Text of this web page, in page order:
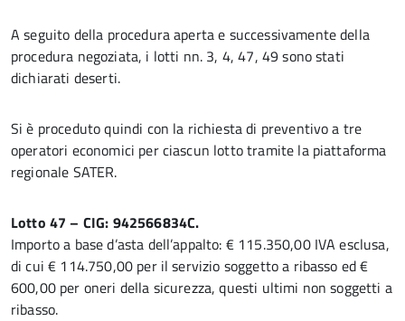
A seguito della procedura aperta e successivamente della
procedura negoziata, i lotti nn. 3, 4, 47, 49 sono stati
dichiarati deserti.
Si è proceduto quindi con la richiesta di preventivo a tre
operatori economici per ciascun lotto tramite la piattaforma
regionale SATER.
Lotto 47 – CIG: 942566834C.
Importo a base d’asta dell’appalto: € 115.350,00 IVA esclusa,
di cui € 114.750,00 per il servizio soggetto a ribasso ed €
600,00 per oneri della sicurezza, questi ultimi non soggetti a
ribasso.